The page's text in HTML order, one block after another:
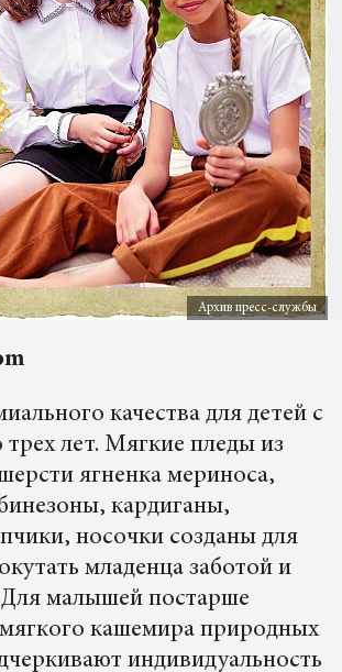
Архив пресс-службы
качества для детей с
лет. Мягкие пледы из
ягненка мериноса,
кардиганы,
носочки созданы для
младенца заботой и
малышей постарше
кашемира природных
индивидуальность